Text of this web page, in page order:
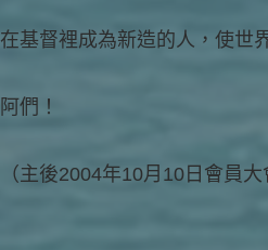
在基督裡成為新造的人，使世
阿們！
（主後2004年10月10日會員大